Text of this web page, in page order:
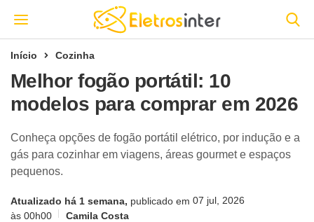
Início Cozinha
Melhor fogão portátil: 10
modelos para comprar em 2026
Conheça opções de fogão portátil elétrico, por indução e a
gás para cozinhar em viagens, áreas gourmet e espaços
pequenos.
Atualizado há 1 semana, publicado em 07 jul, 2026
às 00h00
Camila Costa